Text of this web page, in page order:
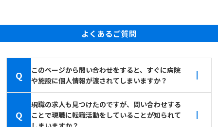
よくあるご質問
Q
このページから問い合わせをすると、すぐに病院
や施設に個人情報が渡されてしまいますか？
Q
現職の求人も見つけたのですが、問い合わせする
ことで現職に転職活動をしていることが知られて